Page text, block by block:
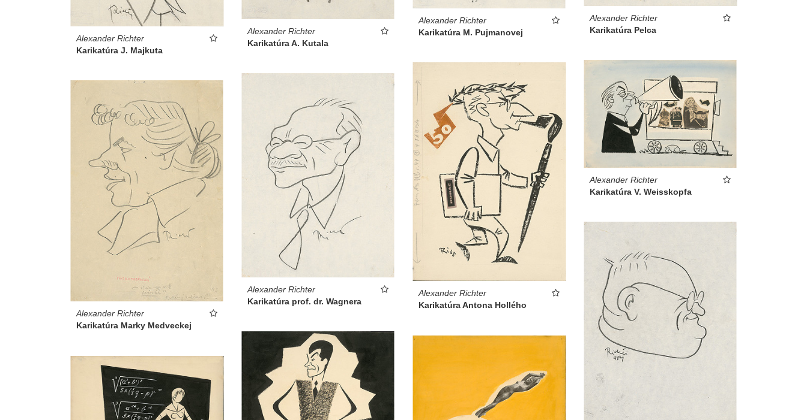
Alexander Richter
Karikatúra J. Majkuta
Alexander Richter
Karikatúra A. Kutala
Alexander Richter
Karikatúra M. Pujmanovej
Alexander Richter
Karikatúra Pelca
Alexander Richter
Karikatúra V. Weisskopfa
Alexander Richter
Karikatúra Antona Hollého
Alexander Richter
Karikatúra prof. dr. Wagnera
Alexander Richter
Karikatúra Marky Medveckej